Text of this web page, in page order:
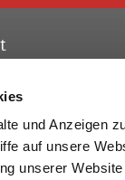
und Anzeigen
auf unsere
unserer
Frankfurt
am Main